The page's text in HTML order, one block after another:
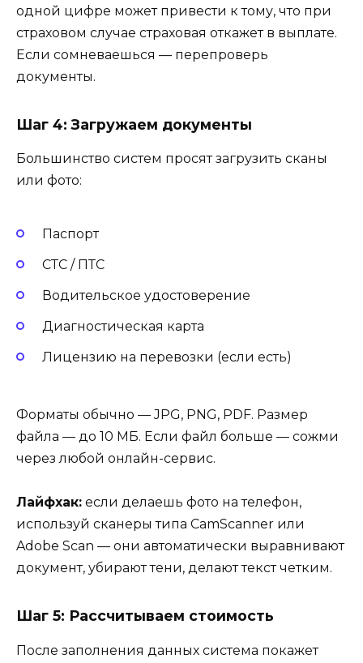
одной цифре может привести к тому, что при
страховом случае страховая откажет в выплате.
Если сомневаешься — перепроверь
документы.
Шаг 4: Загружаем документы
Большинство систем просят загрузить сканы
или фото:
Паспорт
СТС / ПТС
Водительское удостоверение
Диагностическая карта
Лицензию на перевозки (если есть)
Форматы обычно — JPG, PNG, PDF. Размер
файла — до 10 МБ. Если файл больше — сожми
через любой онлайн-сервис.
Лайфхак: если делаешь фото на телефон,
используй сканеры типа CamScanner или
Adobe Scan — они автоматически выравнивают
документ, убирают тени, делают текст четким.
Шаг 5: Рассчитываем стоимость
После заполнения данных система покажет